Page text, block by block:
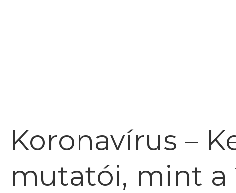
Koronavírus –
mutatói, mint a